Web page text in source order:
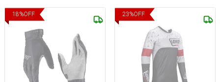
18%OFF 23%OFF